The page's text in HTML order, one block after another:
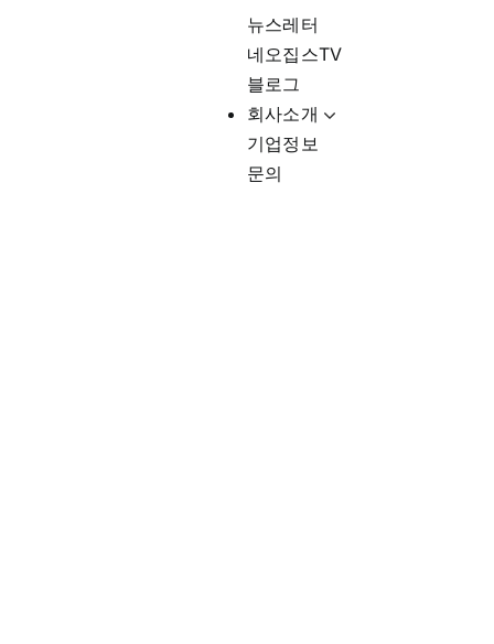
뉴스레터
네오집스TV
블로그
회사소개
기업정보
문의